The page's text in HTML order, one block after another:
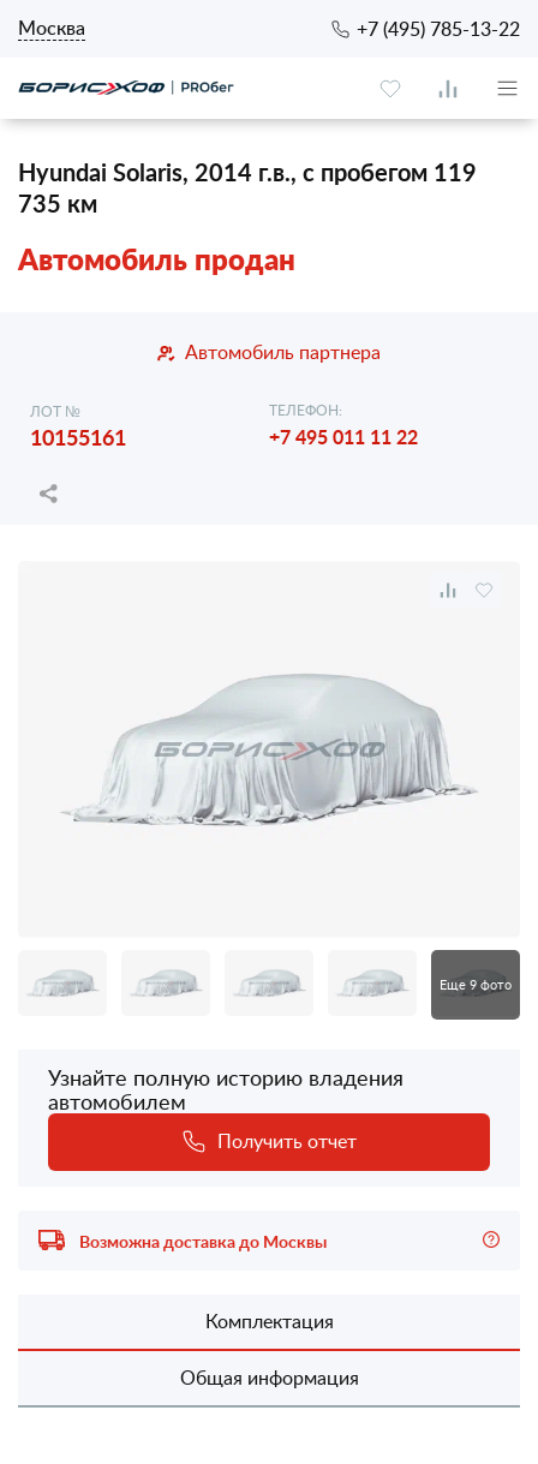
Москва +7 (495) 785-13-22
Hyundai Solaris, 2014 г.в., с пробегом 119
735 км
Автомобиль продан
Автомобиль партнера
ЛОТ №
10155161
ТЕЛЕФОН:
+7 495 011 11 22
Еще 9 фото
Узнайте полную историю владения
автомобилем
Получить отчет
Возможна доставка до Москвы
Комплектация
Общая информация